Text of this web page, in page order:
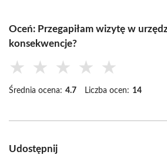
Oceń: Przegapiłam wizytę w
konsekwencje?
★ ★ ★ ★ ★
Średnia ocena: 4.7 Liczba ocen: 14
Udostępnij